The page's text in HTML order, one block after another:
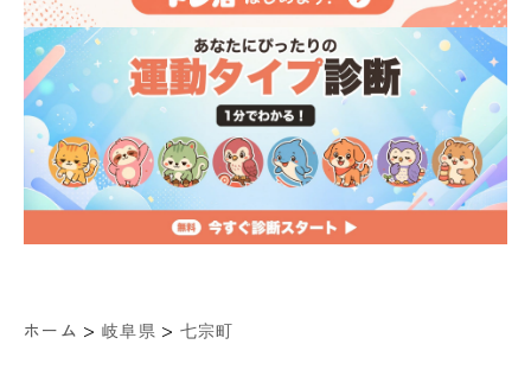
ホーム > 岐阜県 > 七宗町